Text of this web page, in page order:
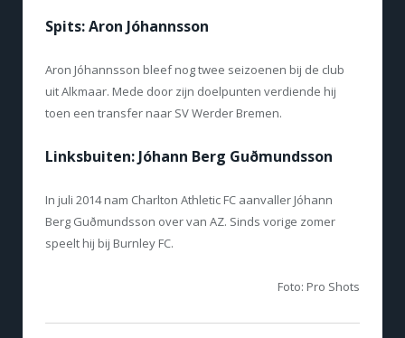
Spits: Aron Jóhannsson
Aron Jóhannsson bleef nog twee seizoenen bij de club
uit Alkmaar. Mede door zijn doelpunten verdiende hij
toen een transfer naar SV Werder Bremen.
Linksbuiten: Jóhann Berg Guðmundsson
In juli 2014 nam Charlton Athletic FC aanvaller Jóhann
Berg Guðmundsson over van AZ. Sinds vorige zomer
speelt hij bij Burnley FC.
Foto: Pro Shots